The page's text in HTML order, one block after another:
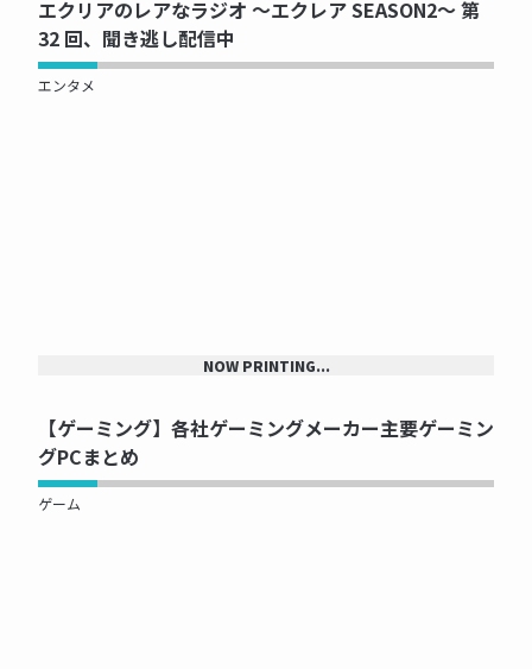
エクリアのレアなラジオ ～エクレア SEASON2～ 第
32 回、聞き逃し配信中
エンタメ
NOW PRINTING...
【ゲーミング】各社ゲーミングメーカー主要ゲーミン
グPCまとめ
ゲーム